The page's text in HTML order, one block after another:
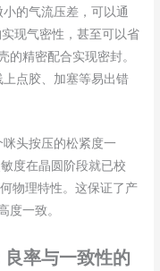
的气流压差，可以通
现气密性，甚至可以省
的精密配合实现密封。
点胶、加塞等易出错
头按压的松紧度一
度在晶圆阶段就已校
物理特性。这保证了产
一致。
良率与一致性的